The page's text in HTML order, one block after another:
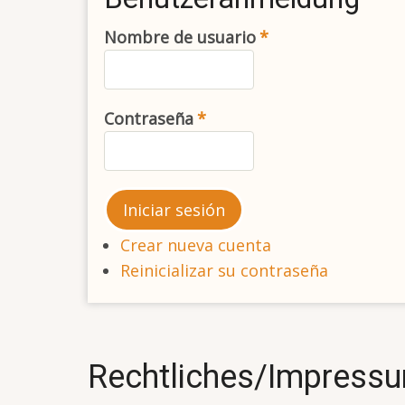
Nombre de usuario
Contraseña
Crear nueva cuenta
Reinicializar su contraseña
Rechtliches/